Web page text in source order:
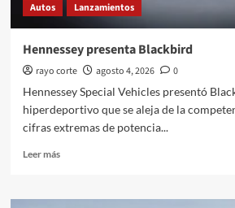
Autos Lanzamientos
Hennessey presenta Blackbird
rayo corte agosto 4, 2026
0
Hennessey Special Vehicles presentó
hiperdeportivo que se aleja de la
cifras extremas de potencia...
Leer másLeer
Hennessey